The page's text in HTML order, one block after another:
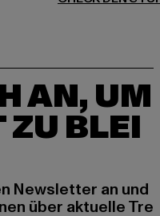
AN, UM
BLEI
Newsletter an und
über aktuelle Tre